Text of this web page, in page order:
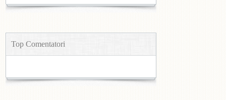
Top Comentatori